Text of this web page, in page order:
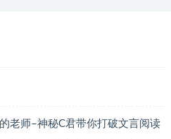
老师–神秘C君带你打破文言阅读